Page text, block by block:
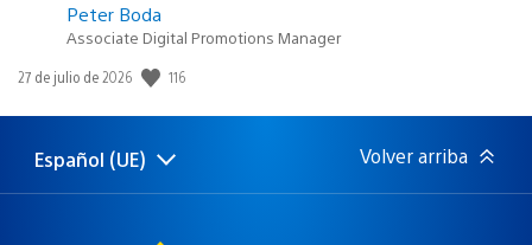
Peter Boda
Associate Digital Promotions Manager
Fecha
publicación:
27 de julio de 2026 116
Selecciona
una
Región
actual:
Español (UE) Volver arriba